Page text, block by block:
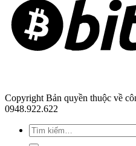
Copyright Bản quyền thuộc về
0948.922.622